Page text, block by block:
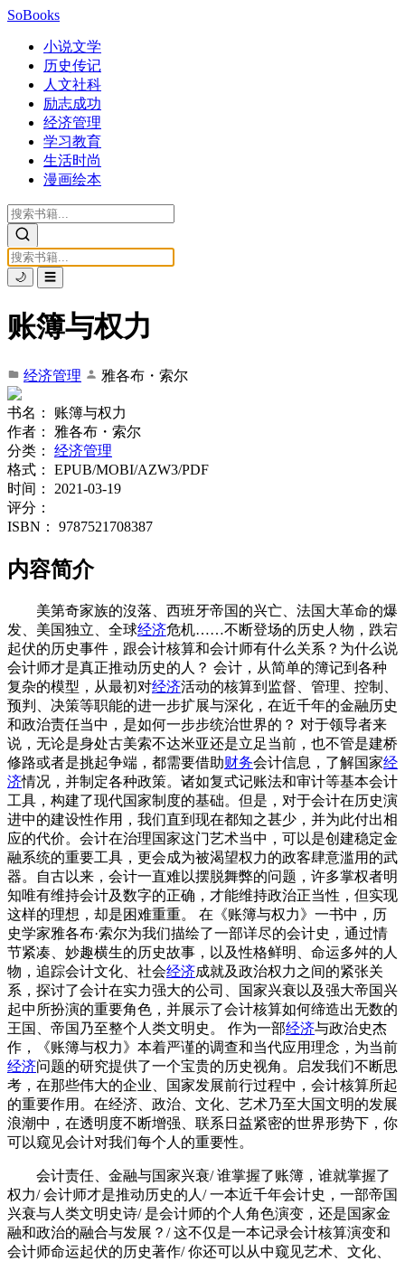
SoBooks
小说文学
历史传记
人文社科
励志成功
经济管理
学习教育
生活时尚
漫画绘本
🌙 ☰
账簿与权力
经济管理 雅各布・索尔
书名：
账簿与权力
作者：
雅各布・索尔
分类：
经济管理
格式：
EPUB/MOBI/AZW3/PDF
时间：
2021-03-19
评分：
ISBN：
9787521708387
内容简介
美第奇家族的沒落、西班牙帝国的兴亡、法国大革命的爆
发、美国独立、全球经济危机……不断登场的历史人物，跌宕
起伏的历史事件，跟会计核算和会计师有什么关系？为什么说
会计师才是真正推动历史的人？ 会计，从简单的簿记到各种
复杂的模型，从最初对经济活动的核算到监督、管理、控制、
预判、决策等职能的进一步扩展与深化，在近千年的金融历史
和政治责任当中，是如何一步步统治世界的？ 对于领导者来
说，无论是身处古美索不达米亚还是立足当前，也不管是建桥
修路或者是挑起争端，都需要借助财务会计信息，了解国家经
济情况，并制定各种政策。诸如复式记账法和审计等基本会计
工具，构建了现代国家制度的基础。但是，对于会计在历史演
进中的建设性作用，我们直到现在都知之甚少，并为此付出相
应的代价。会计在治理国家这门艺术当中，可以是创建稳定金
融系统的重要工具，更会成为被渴望权力的政客肆意滥用的武
器。自古以来，会计一直难以摆脱舞弊的问题，许多掌权者明
知唯有维持会计及数字的正确，才能维持政治正当性，但实现
这样的理想，却是困难重重。 在《账簿与权力》一书中，历
史学家雅各布·索尔为我们描绘了一部详尽的会计史，通过情
节紧凑、妙趣横生的历史故事，以及性格鲜明、命运多舛的人
物，追踪会计文化、社会经济成就及政治权力之间的紧张关
系，探讨了会计在实力强大的公司、国家兴衰以及强大帝国兴
起中所扮演的重要角色，并展示了会计核算如何缔造出无数的
王国、帝国乃至整个人类文明史。 作为一部经济与政治史杰
作，《账簿与权力》本着严谨的调查和当代应用理念，为当前
经济问题的研究提供了一个宝贵的历史视角。启发我们不断思
考，在那些伟大的企业、国家发展前行过程中，会计核算所起
的重要作用。在经济、政治、文化、艺术乃至大国文明的发展
浪潮中，在透明度不断增强、联系日益紧密的世界形势下，你
可以窥见会计对我们每个人的重要性。
会计责任、金融与国家兴衰/ 谁掌握了账簿，谁就掌握了
权力/ 会计师才是推动历史的人/ 一本近千年会计史，一部帝国
兴衰与人类文明史诗/ 是会计师的个人角色演变，还是国家金
融和政治的融合与发展？/ 这不仅是一本记录会计核算演变和
会计师命运起伏的历史著作/ 你还可以从中窥见艺术、文化、